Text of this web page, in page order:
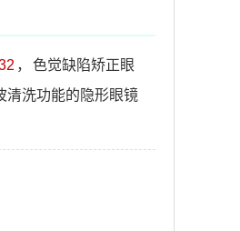
，
色觉缺陷矫正眼
清洗功能的隐形眼镜